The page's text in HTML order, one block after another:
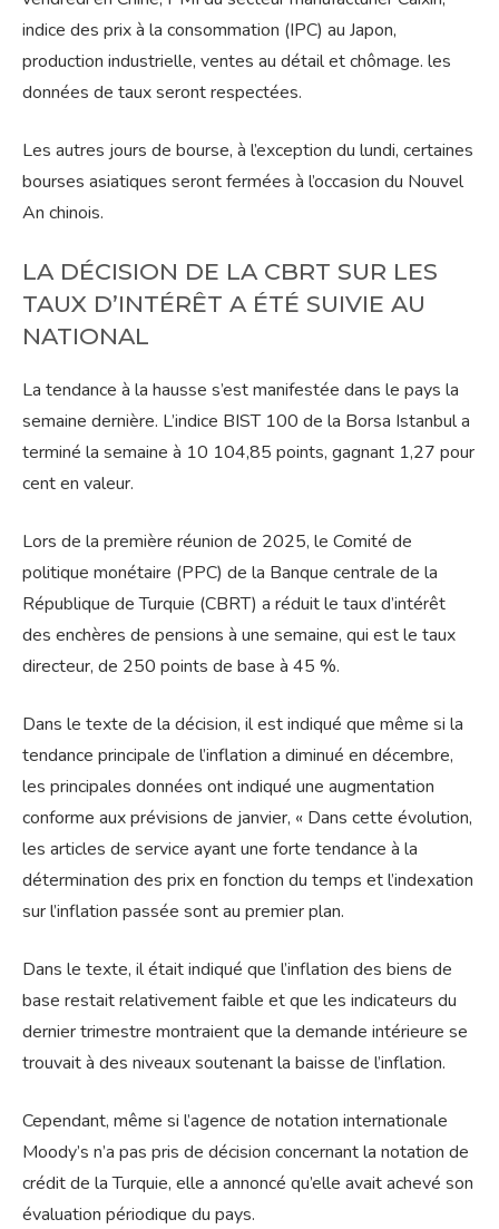
indice des prix à la consommation (IPC) au Japon,
production industrielle, ventes au détail et chômage. les
données de taux seront respectées.
Les autres jours de bourse, à l’exception du lundi, certaines
bourses asiatiques seront fermées à l’occasion du Nouvel
An chinois.
LA DÉCISION DE LA CBRT SUR LES
TAUX D’INTÉRÊT A ÉTÉ SUIVIE AU
NATIONAL
La tendance à la hausse s’est manifestée dans le pays la
semaine dernière. L’indice BIST 100 de la Borsa Istanbul a
terminé la semaine à 10 104,85 points, gagnant 1,27 pour
cent en valeur.
Lors de la première réunion de 2025, le Comité de
politique monétaire (PPC) de la Banque centrale de la
République de Turquie (CBRT) a réduit le taux d’intérêt
des enchères de pensions à une semaine, qui est le taux
directeur, de 250 points de base à 45 %.
Dans le texte de la décision, il est indiqué que même si la
tendance principale de l’inflation a diminué en décembre,
les principales données ont indiqué une augmentation
conforme aux prévisions de janvier, « Dans cette évolution,
les articles de service ayant une forte tendance à la
détermination des prix en fonction du temps et l’indexation
sur l’inflation passée sont au premier plan.
Dans le texte, il était indiqué que l’inflation des biens de
base restait relativement faible et que les indicateurs du
dernier trimestre montraient que la demande intérieure se
trouvait à des niveaux soutenant la baisse de l’inflation.
Cependant, même si l’agence de notation internationale
Moody’s n’a pas pris de décision concernant la notation de
crédit de la Turquie, elle a annoncé qu’elle avait achevé son
évaluation périodique du pays.